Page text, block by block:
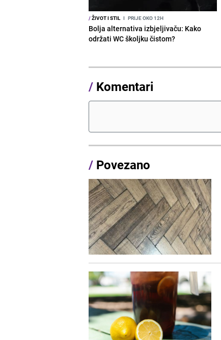
/ŽIVOT I STIL I PRIJE OKO 12H
Bolja alternativa izbjeljivaču: Kako
održati WC školjku čistom?
/ Komentari
/ Povezano